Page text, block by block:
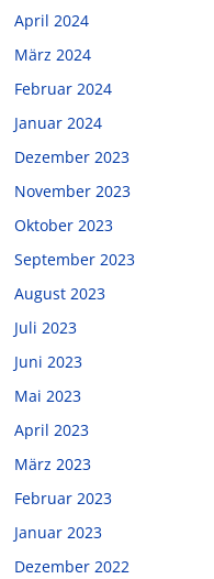
April 2024
März 2024
Februar 2024
Januar 2024
Dezember 2023
November 2023
Oktober 2023
September 2023
August 2023
Juli 2023
Juni 2023
Mai 2023
April 2023
März 2023
Februar 2023
Januar 2023
Dezember 2022